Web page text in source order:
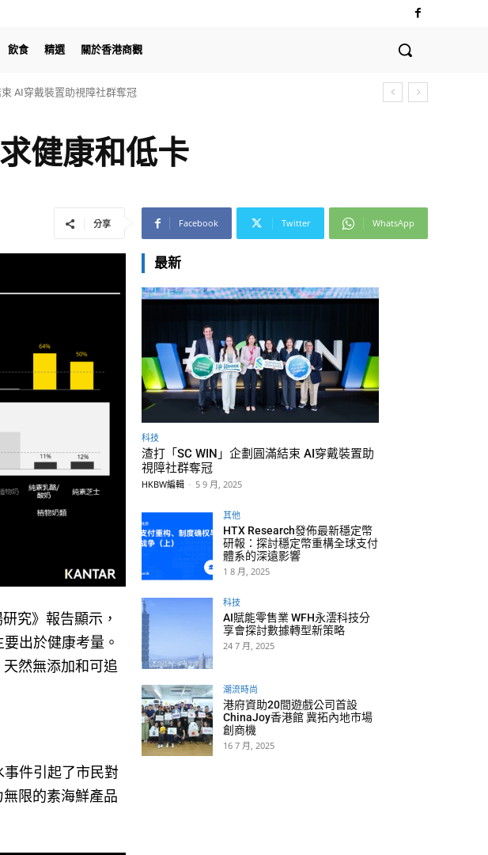
飲食 精選 關於香港商觀
研報：探討穩定幣重構全球支付體系的深遠影響
健康和低卡
分享 Facebook Twitter WhatsApp
究》報告顯示，
出於健康考量。
然無添加和可追
件引起了市民對
限的素海鮮產品
最新
科技
渣打「SC WIN」企劃圓滿結束 AI穿戴裝置助
視障社群奪冠
HKBW編輯 - 5 9 月, 2025
其他
HTX Research發佈最新穩定幣
研報：探討穩定幣重構全球支付
體系的深遠影響
1 8 月, 2025
科技
AI賦能零售業 WFH永澐科技分
享會探討數據轉型新策略
24 7 月, 2025
潮流時尚
港府資助20間遊戲公司首設
ChinaJoy香港館 冀拓內地市場
創商機
16 7 月, 2025